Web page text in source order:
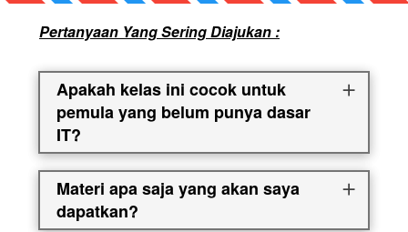
Pertanyaan Yang Sering Diajukan :
Apakah kelas ini cocok untuk
pemula yang belum punya dasar
IT?
Materi apa saja yang akan saya
dapatkan?